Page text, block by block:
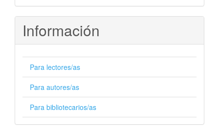
Información
Para lectores/as
Para autores/as
Para bibliotecarios/as